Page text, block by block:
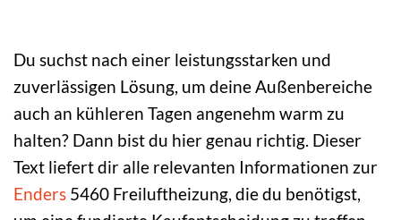
Du suchst nach einer leistungsstarken und
zuverlässigen Lösung, um deine Außenbereiche
auch an kühleren Tagen angenehm warm zu
halten? Dann bist du hier genau richtig. Dieser
Text liefert dir alle relevanten Informationen zur
Enders 5460 Freiluftheizung, die du benötigst,